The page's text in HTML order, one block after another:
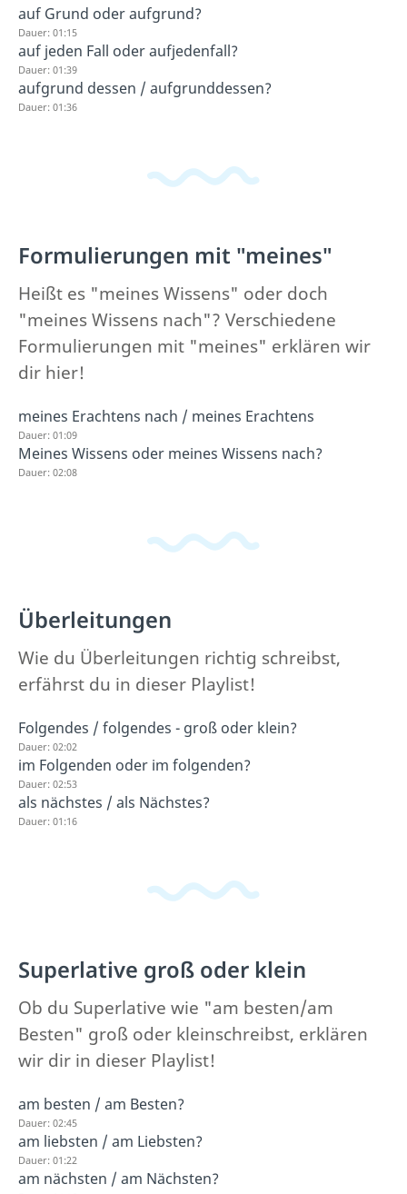
auf Grund oder aufgrund?
Dauer: 01:15
auf jeden Fall oder aufjedenfall?
Dauer: 01:39
aufgrund dessen / aufgrunddessen?
Dauer: 01:36
Formulierungen mit "meines"
Heißt es "meines Wissens" oder doch
"meines Wissens nach"? Verschiedene
Formulierungen mit "meines" erklären wir
dir hier!
meines Erachtens nach / meines Erachtens
Dauer: 01:09
Meines Wissens oder meines Wissens nach?
Dauer: 02:08
Überleitungen
Wie du Überleitungen richtig schreibst,
erfährst du in dieser Playlist!
Folgendes / folgendes - groß oder klein?
Dauer: 02:02
im Folgenden oder im folgenden?
Dauer: 02:53
als nächstes / als Nächstes?
Dauer: 01:16
Superlative groß oder klein
Ob du Superlative wie "am besten/am
Besten" groß oder kleinschreibst, erklären
wir dir in dieser Playlist!
am besten / am Besten?
Dauer: 02:45
am liebsten / am Liebsten?
Dauer: 01:22
am nächsten / am Nächsten?